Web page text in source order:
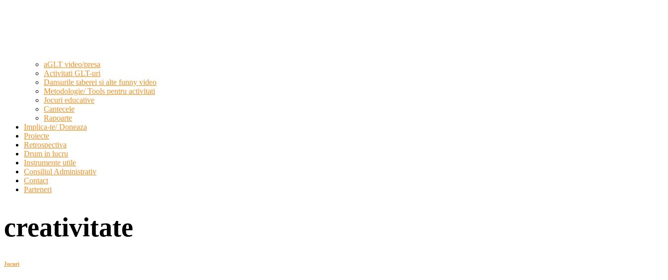
aGLT video/presa
Activitati GLT-uri
Dansurile taberei si alte funny video
Metodologie/ Tools pentru activitati
Jocuri educative
Cantecele
Rapoarte
Implica-te/ Doneaza
Proiecte
Retrospectiva
Drum in lucru
Instrumente utile
Consiliul Administrativ
Contact
Parteneri
creativitate
Jocuri